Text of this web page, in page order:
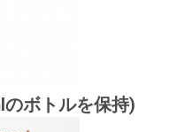
ボトルを保持)